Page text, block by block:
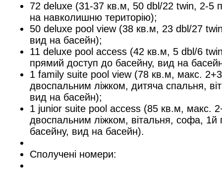
72 deluxe (31-37 кв.м, 50 dbl/22 twin, 2-5
на навколишню територію);
50 deluxe pool view (38 кв.м, 23 dbl/27
вид на басейн);
11 deluxe pool access (42 кв.м, 5 dbl/6
прямий доступ до басейну, вид на
1 family suite pool view (78 кв.м, макс.
двоспальним ліжком, дитяча спальня,
вид на басейн);
1 junior suite pool access (85 кв.м, макс.
двоспальним ліжком, вітальня, софа,
басейну, вид на басейн).
Сполучені номери: